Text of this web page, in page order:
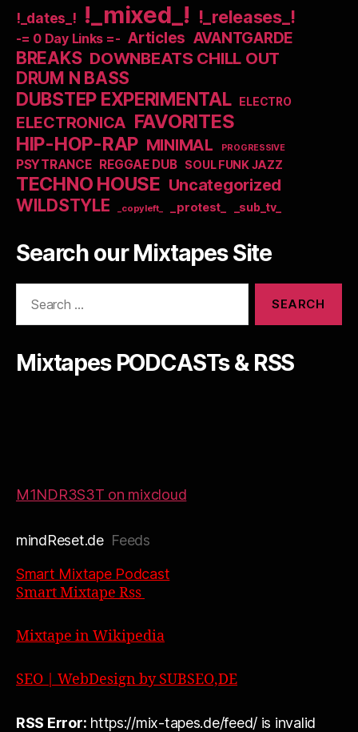
!_dates_! !_mixed_! !_releases_!
-= 0 Day Links =- Articles AVANTGARDE
BREAKS DOWNBEATS CHILL OUT
DRUM N BASS
DUBSTEP EXPERIMENTAL ELECTRO
ELECTRONICA FAVORITES
HIP-HOP-RAP MINIMAL PROGRESSIVE
PSYTRANCE REGGAE DUB SOUL FUNK JAZZ
TECHNO HOUSE Uncategorized
WILDSTYLE _copyleft_ _protest_ _sub_tv_
Search our Mixtapes Site
Mixtapes PODCASTs & RSS
M1NDR3S3T on mixcloud
mindReset.deFeeds
Smart Mixtape Podcast
Smart Mixtape Rss
Mixtape in Wikipedia
SEO | WebDesign by SUBSEO,DE
RSS Error: https://mix-tapes.de/feed/ is invalid